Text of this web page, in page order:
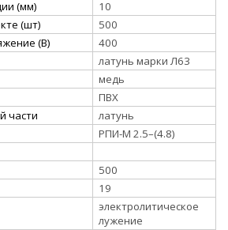
(мм)
10
(шт)
500
(В)
400
латунь марки Л63
медь
ПВХ
части
латунь
РПИ-М 2.5–(4.8)
500
19
электролитическое
лужение